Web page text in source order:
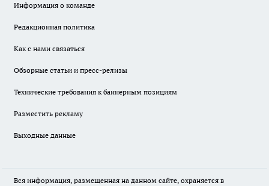
Информация о команде
Редакционная политика
Как с нами связаться
Обзорные статьи и пресс-релизы
Технические требования к баннерным позициям
Разместить рекламу
Выходные данные
Вся информация, размещенная на данном сайте, охраняется в